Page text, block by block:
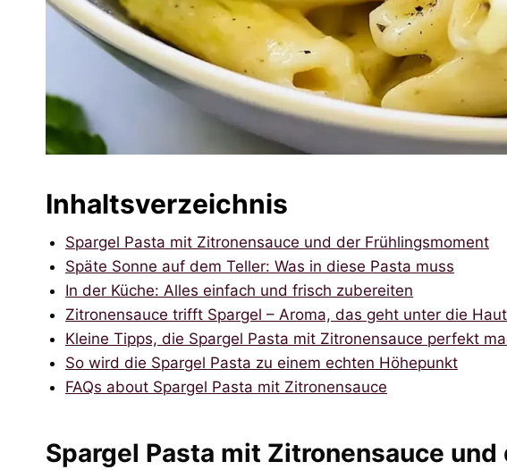
Inhaltsverzeichnis
Spargel Pasta mit Zitronensauce und der Frühlingsmoment
Späte Sonne auf dem Teller: Was in diese Pasta muss
In der Küche: Alles einfach und frisch zubereiten
Zitronensauce trifft Spargel – Aroma, das geht unter die Haut
Kleine Tipps, die Spargel Pasta mit Zitronensauce perfekt
So wird die Spargel Pasta zu einem echten Höhepunkt
FAQs about Spargel Pasta mit Zitronensauce
Spargel Pasta mit Zitronensauce